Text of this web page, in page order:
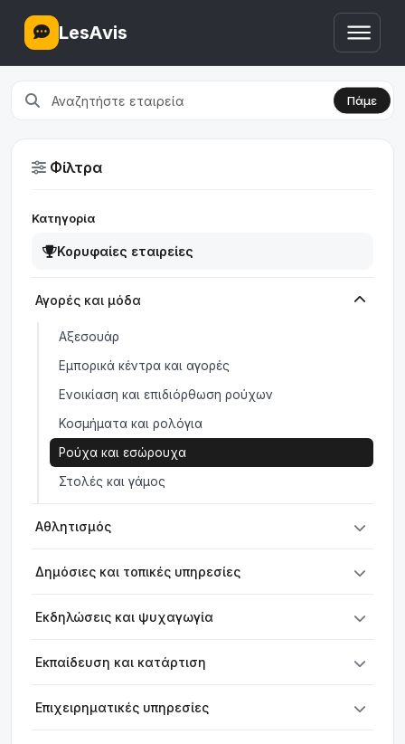
LesAvis
Πάμε
Φίλτρα
Κατηγορία
Κορυφαίες εταιρείες
Αγορές και μόδα
Αξεσουάρ
Εμπορικά κέντρα και αγορές
Ενοικίαση και επιδιόρθωση ρούχων
Κοσμήματα και ρολόγια
Ρούχα και εσώρουχα
Στολές και γάμος
Αθλητισμός
Δημόσιες και τοπικές υπηρεσίες
Εκδηλώσεις και ψυχαγωγία
Εκπαίδευση και κατάρτιση
Επιχειρηματικές υπηρεσίες